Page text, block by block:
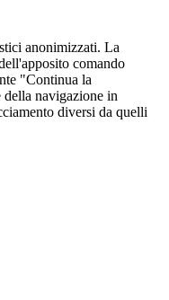
anonimizzati. La
comando
"Continua la
navigazione in
diversi da quelli